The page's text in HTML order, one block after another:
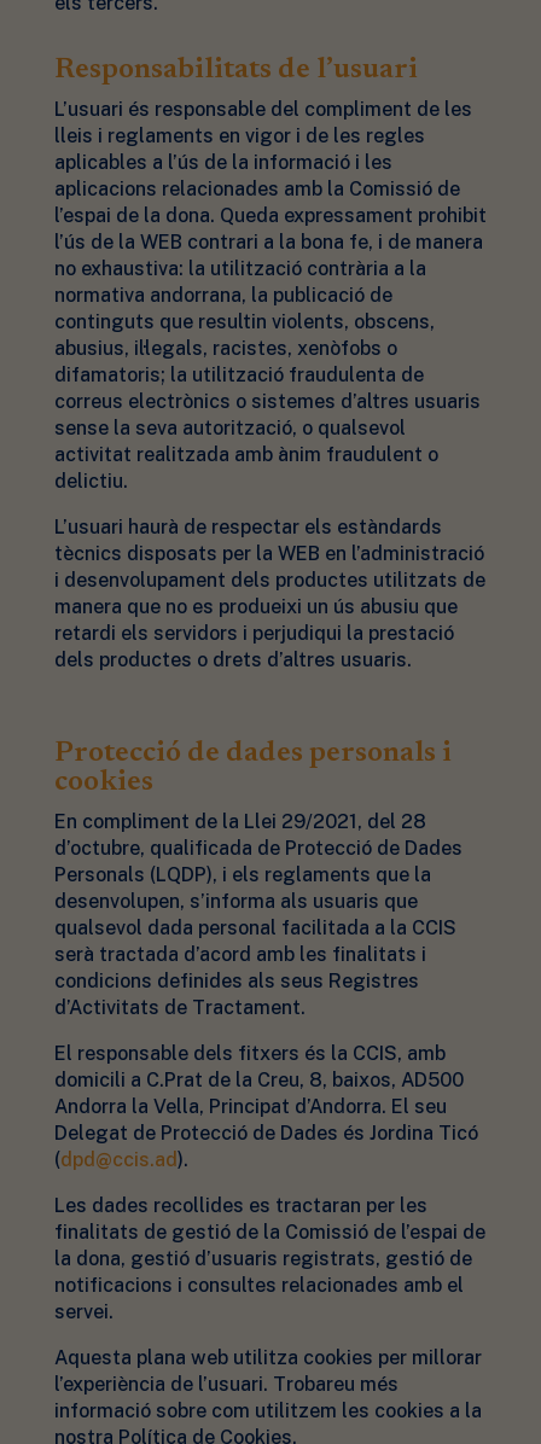
Responsabilitats de l’usuari
L’usuari és responsable del compliment de les
lleis i reglaments en vigor i de les regles
aplicables a l’ús de la informació i les
aplicacions relacionades amb la Comissió de
l’espai de la dona. Queda expressament prohibit
l’ús de la WEB contrari a la bona fe, i de manera
no exhaustiva: la utilització contrària a la
normativa andorrana, la publicació de
continguts que resultin violents, obscens,
abusius, il·legals, racistes, xenòfobs o
difamatoris; la utilització fraudulenta de
correus electrònics o sistemes d’altres usuaris
sense la seva autorització, o qualsevol
activitat realitzada amb ànim fraudulent o
delictiu.
L’usuari haurà de respectar els estàndards
tècnics disposats per la WEB en l’administració
i desenvolupament dels productes utilitzats de
manera que no es produeixi un ús abusiu que
retardi els servidors i perjudiqui la prestació
dels productes o drets d’altres usuaris.
Protecció de dades personals i
cookies
En compliment de la Llei 29/2021, del 28
d’octubre, qualificada de Protecció de Dades
Personals (LQDP), i els reglaments que la
desenvolupen, s’informa als usuaris que
qualsevol dada personal facilitada a la CCIS
serà tractada d’acord amb les finalitats i
condicions definides als seus Registres
d’Activitats de Tractament.
El responsable dels fitxers és la CCIS, amb
domicili a C.Prat de la Creu, 8, baixos, AD500
Andorra la Vella, Principat d’Andorra. El seu
Delegat de Protecció de Dades és Jordina Ticó
(dpd@ccis.ad).
Les dades recollides es tractaran per les
finalitats de gestió de la Comissió de l’espai de
la dona, gestió d’usuaris registrats, gestió de
notificacions i consultes relacionades amb el
servei.
Aquesta plana web utilitza cookies per millorar
l’experiència de l’usuari. Trobareu més
informació sobre com utilitzem les cookies a la
nostra Política de Cookies.